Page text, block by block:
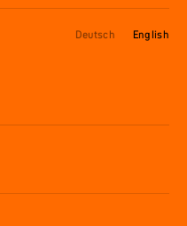
Deutsch English